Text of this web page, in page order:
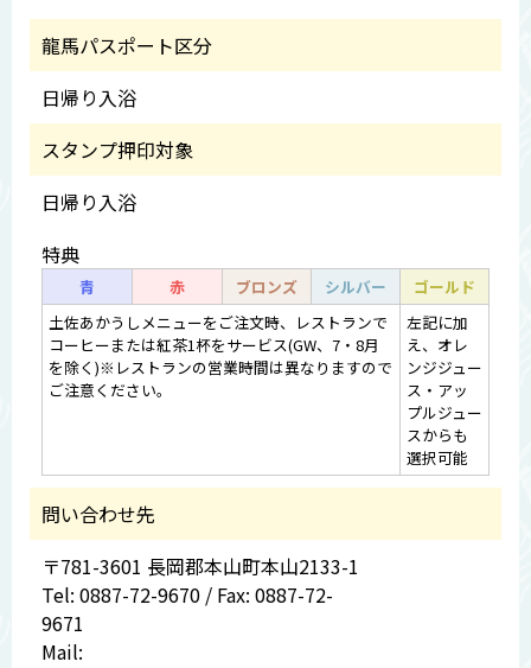
龍馬パスポート区分
日帰り入浴
スタンプ押印対象
日帰り入浴
特典
青 赤 ブロンズ シルバー
ゴールド
土佐あかうしメニューをご注文時、レストランで
コーヒーまたは紅茶1杯をサービス(GW、7・8月
を除く)※レストランの営業時間は異なりますので
ご注意ください。
左記に加
え、オレ
ンジジュー
ス・アッ
プルジュー
スからも
選択可能
問い合わせ先
〒781-3601 長岡郡本山町本山2133-1
Tel: 0887-72-9670 / Fax: 0887-72-
9671
Mail: